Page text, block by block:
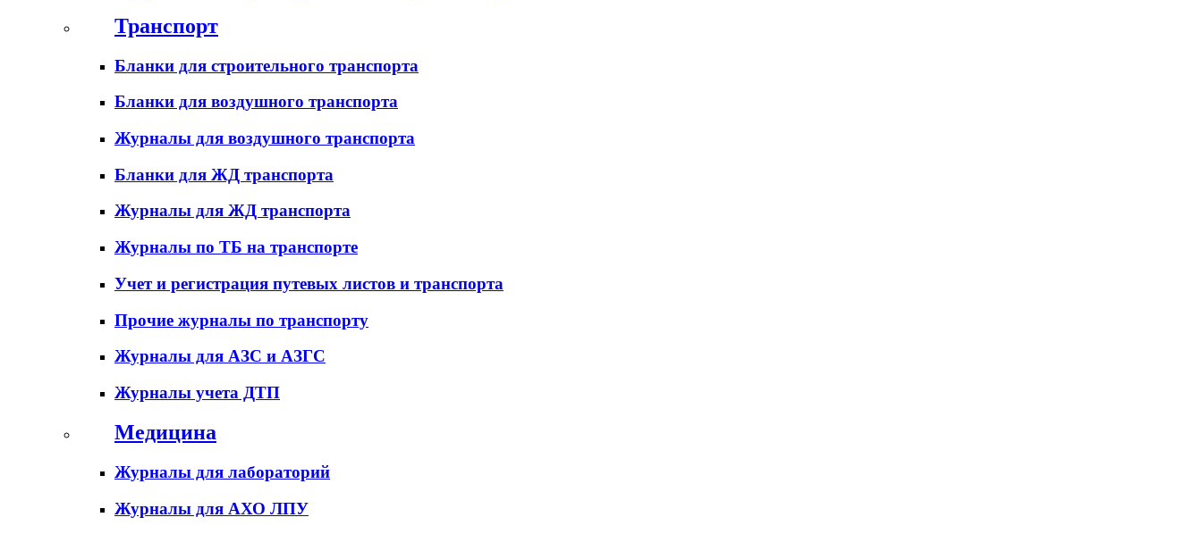
Транспорт
Бланки для строительного транспорта
Бланки для воздушного транспорта
Журналы для воздушного транспорта
Бланки для ЖД транспорта
Журналы для ЖД транспорта
Журналы по ТБ на транспорте
Учет и регистрация путевых листов и транспорта
Прочие журналы по транспорту
Журналы для АЗС и АЗГС
Журналы учета ДТП
Медицина
Журналы для лабораторий
Журналы для АХО ЛПУ